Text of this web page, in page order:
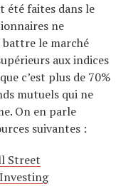
été faites dans le
ne
battre le marché
aux indices
c’est plus de 70%
mutuels qui ne
On en parle
suivantes :
Street